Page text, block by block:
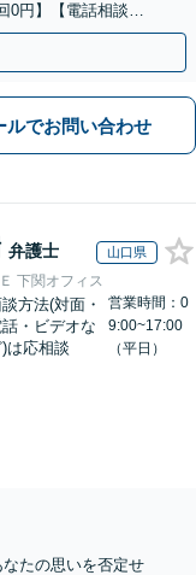
0円】【電話相談で
ルでお問い合わせ
弁護士 山口県
下関オフィス
方法(対面・
話・ビデオな
)は応相談
営業時間：0
9:00~17:00
（平日）
たの思いを否定せ